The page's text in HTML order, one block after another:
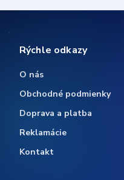
Rýchle odkazy
O nás
Obchodné podmienky
Doprava a platba
Reklamácie
Kontakt